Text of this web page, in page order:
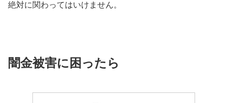
絶対に関わってはいけません。
闇金被害に困ったら